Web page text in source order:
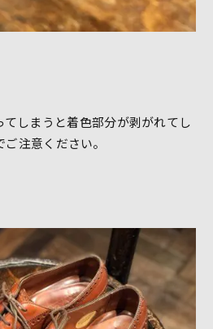
てしまうと着色部分が剥がれてし
ご注意ください。